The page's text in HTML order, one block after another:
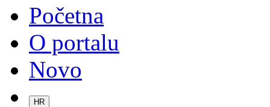
Početna
O portalu
Novo
HR